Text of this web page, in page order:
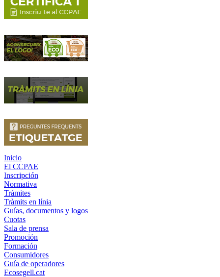
Inicio
El CCPAE
Inscripción
Normativa
Trámites
Tràmits en línia
Guías, documentos y logos
Cuotas
Sala de prensa
Promoción
Formación
Consumidores
Guía de operadores
Ecosegell.cat